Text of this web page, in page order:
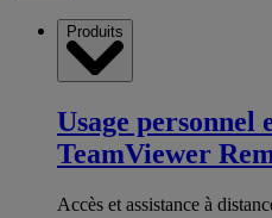
Produits
Usage personnel
TeamViewer
Accès et assistance à